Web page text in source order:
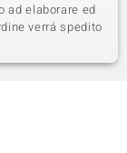
ad elaborare ed
verrá spedito